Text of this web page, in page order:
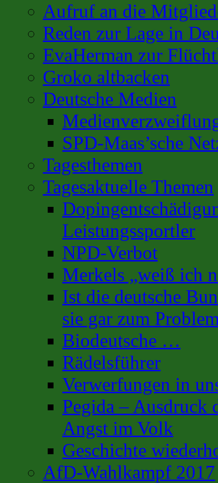
Aufruf an die
Reden zur Lage in
EvaHerman zur
Groko altbacken
Deutsche Medien
SPD-Maas’sche
Tagesthemen
Tagesaktuelle Themen
Leistungssportler
NPD-Verbot
Merkels „weiß ich
Ist die deutsche
sie gar zum
Biodeutsche …
Rädelsführer
Verwerfungen in
Pegida – Ausdruck
Angst im Volk
Geschichte
AfD-Wahlkampf 2017